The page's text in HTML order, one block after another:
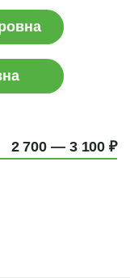
2 700 — 3 100 ₽